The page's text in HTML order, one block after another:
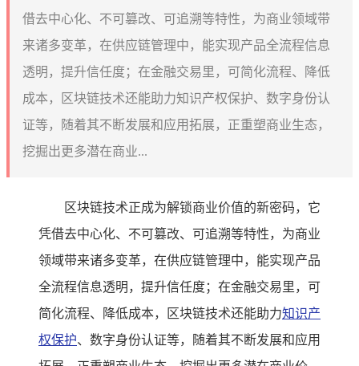
借去中心化、不可篡改、可追溯等特性，为商业领域带
来诸多变革，在供应链管理中，能实现产品全流程信息
透明，提升信任度；在金融交易里，可简化流程、降低
成本，区块链技术还能助力知识产权保护、数字身份认
证等，随着其不断发展和应用拓展，正重塑商业生态，
挖掘出更多潜在商业...
区块链技术正成为解锁商业价值的新密码，它
凭借去中心化、不可篡改、可追溯等特性，为商业
领域带来诸多变革，在供应链管理中，能实现产品
全流程信息透明，提升信任度；在金融交易里，可
简化流程、降低成本，区块链技术还能助力知识产
权保护、数字身份认证等，随着其不断发展和应用